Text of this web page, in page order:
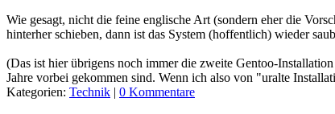
Wie gesagt, nicht die feine englische Art (sondern eher die
hinterher schieben, dann ist das System (hoffentlich) wieder
(Das ist hier übrigens noch immer die zweite Gentoo-
Jahre vorbei gekommen sind. Wenn ich also von "uralte
Kategorien: Technik | 0 Kommentare